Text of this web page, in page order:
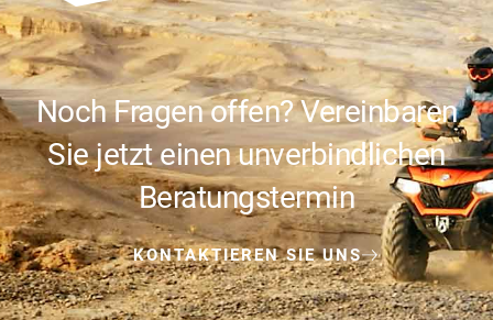
Noch Fragen offen? Vereinbaren
Sie jetzt einen unverbindlichen
Beratungstermin
KONTAKTIEREN SIE UNS